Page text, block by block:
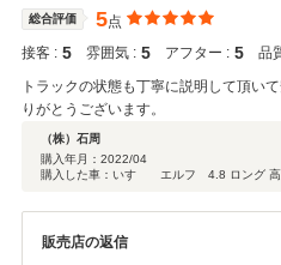
総合評価 5点
接客 : 5 雰囲気 : 5 アフター : 5 品
トラックの状態も丁寧に説明して頂い
りがとうございます。
（株）石周
購入年月： 2022/04
購入した車：いすゞ エルフ 4.8 ロング 高
販売店の返信